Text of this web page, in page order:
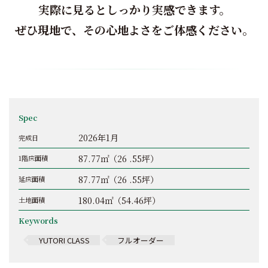
実際に見るとしっかり実感できます。
ぜひ現地で、その心地よさをご体感ください。
Spec
完成日 2026年1月
1階床面積 87.77㎡（26 .55坪）
延床面積 87.77㎡（26 .55坪）
土地面積 180.04㎡（54.46坪）
Keywords
YUTORI CLASS
フルオーダー